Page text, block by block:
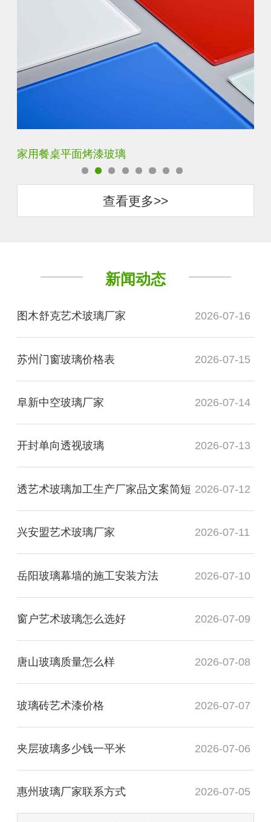
家用餐桌平面烤漆玻璃
查看更多>>
新闻动态
图木舒克艺术玻璃厂家 2026-07-16
苏州门窗玻璃价格表 2026-07-15
阜新中空玻璃厂家 2026-07-14
开封单向透视玻璃 2026-07-13
透艺术玻璃加工生产厂家品文案简短 2026-07-12
兴安盟艺术玻璃厂家 2026-07-11
岳阳玻璃幕墙的施工安装方法 2026-07-10
窗户艺术玻璃怎么选好 2026-07-09
唐山玻璃质量怎么样 2026-07-08
玻璃砖艺术漆价格 2026-07-07
夹层玻璃多少钱一平米 2026-07-06
惠州玻璃厂家联系方式 2026-07-05